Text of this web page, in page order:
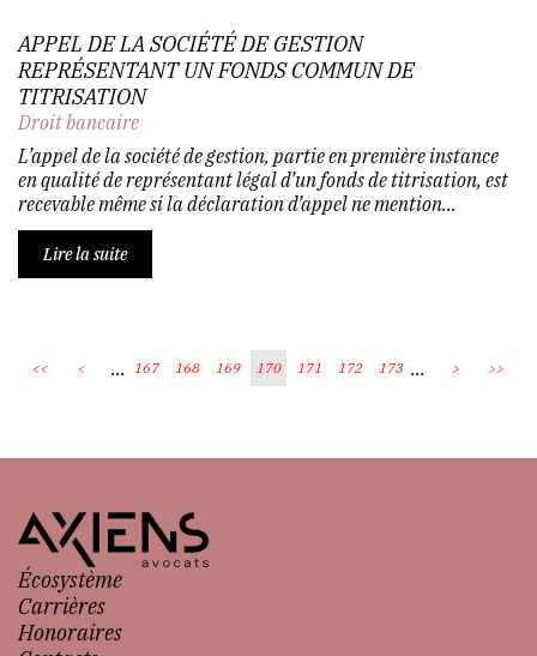
APPEL DE LA SOCIÉTÉ DE GESTION
REPRÉSENTANT UN FONDS COMMUN DE
TITRISATION
Droit bancaire
L’appel de la société de gestion, partie en première instance
en qualité de représentant légal d’un fonds de titrisation, est
recevable même si la déclaration d’appel ne mention...
Lire la suite
<< < ... 167 168 169 170 171 172 173 ... > >>
Écosystème
Carrières
Honoraires